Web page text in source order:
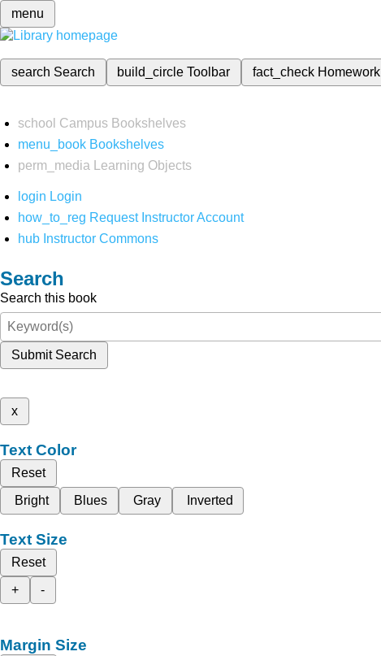
menu
search Search build_circleToolbar fact_check Homework
school Campus Bookshelves
menu_book Bookshelves
perm_media
Learning Objects
login Login
how_to_reg Request Instructor Account
hub Instructor Commons
Search
Search this book
Submit Search
x
Text Color
Reset
Bright
Blues Gray Inverted
Text Size
Reset
+
-
Margin Size